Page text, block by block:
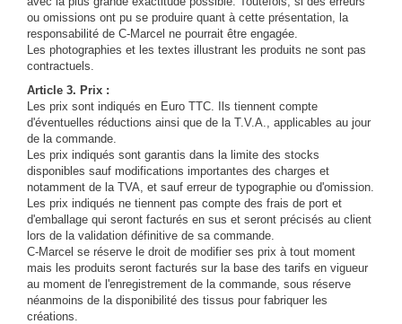
ou omissions ont pu se produire quant à cette présentation, la
responsabilité de C-Marcel ne pourrait être engagée.
Les photographies et les textes illustrant les produits ne sont pas
contractuels.
Article 3. Prix :
Les prix sont indiqués en Euro TTC. Ils tiennent compte
d'éventuelles réductions ainsi que de la T.V.A., applicables au jour
de la commande.
Les prix indiqués sont garantis dans la limite des stocks
disponibles sauf modifications importantes des charges et
notamment de la TVA, et sauf erreur de typographie ou d'omission.
Les prix indiqués ne tiennent pas compte des frais de port et
d'emballage qui seront facturés en sus et seront précisés au client
lors de la validation définitive de sa commande.
C-Marcel se réserve le droit de modifier ses prix à tout moment
mais les produits seront facturés sur la base des tarifs en vigueur
au moment de l'enregistrement de la commande, sous réserve
néanmoins de la disponibilité des tissus pour fabriquer les
créations.